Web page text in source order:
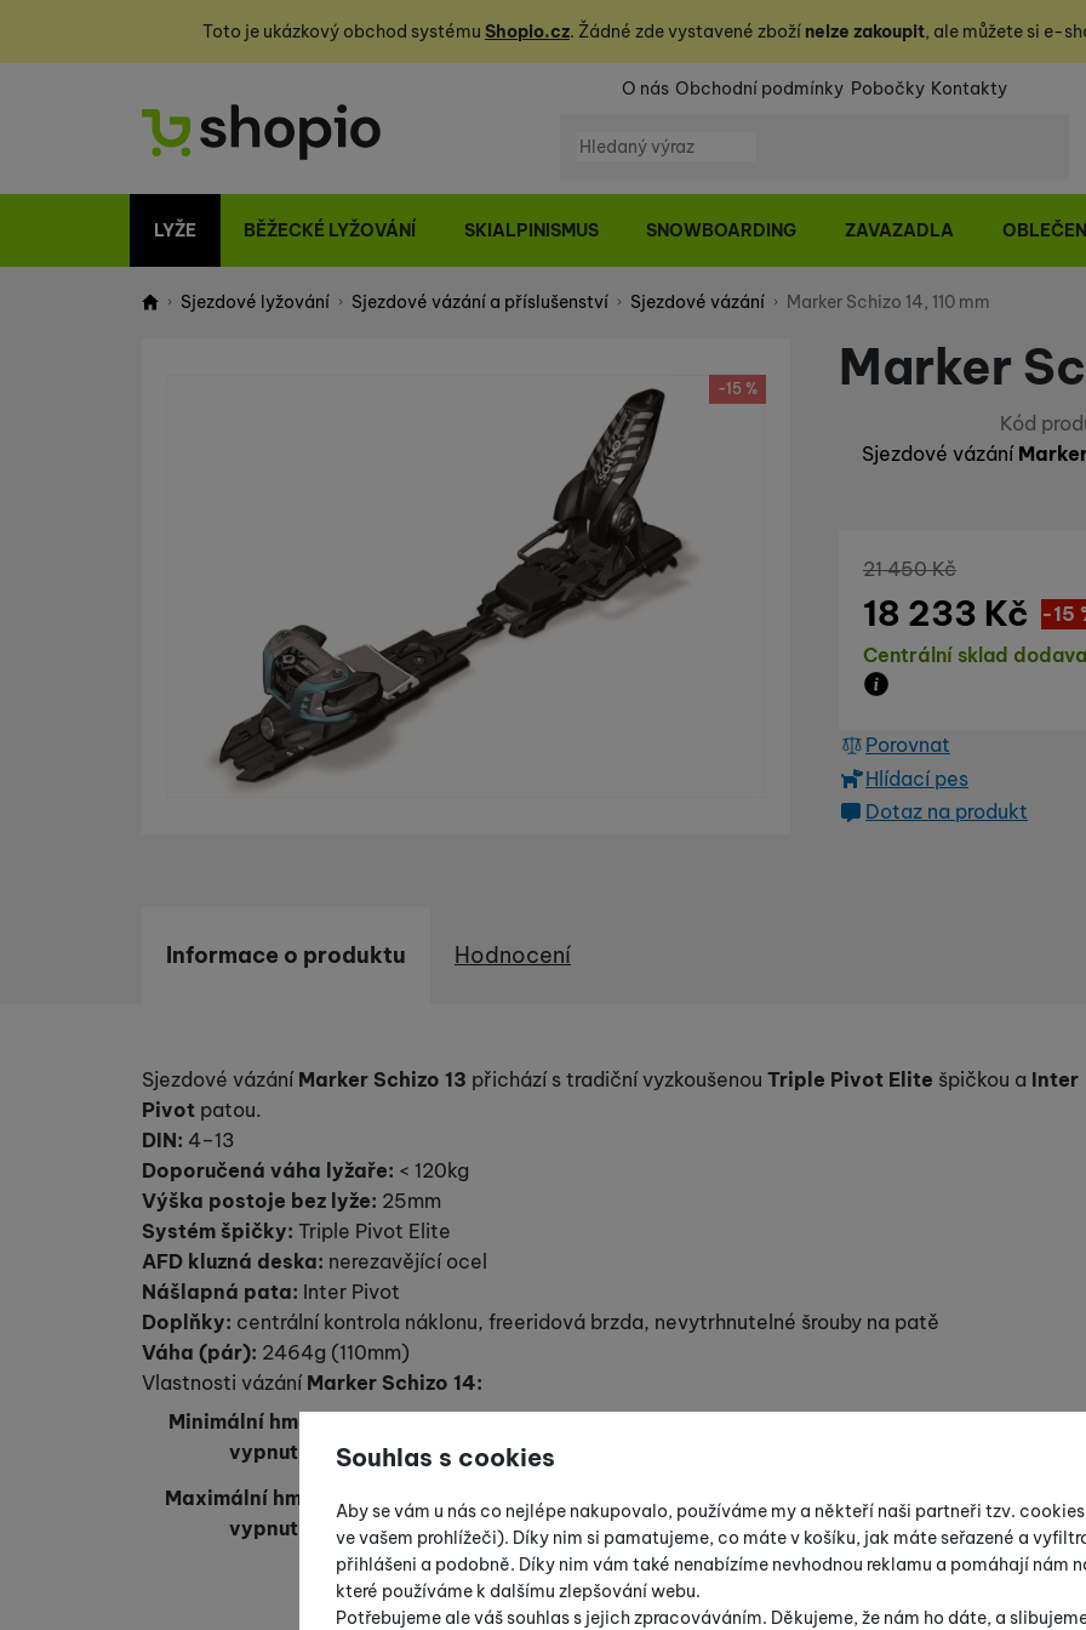
Souhlas s cookies
Aby se vám u nás co nejlépe nakupovalo, používáme my a někteří naši partneři tzv.
ve vašem prohlížeči). Díky nim si pamatujeme, co máte v košíku, jak máte seřazené a
přihlášeni a podobně. Díky nim vám také nenabízíme nevhodnou reklamu a pomáhají nám
které používáme k dalšímu zlepšování webu.
Potřebujeme ale váš souhlas s jejich zpracováváním. Děkujeme, že nám ho dáte, a
Toto je ukázkový obchod systému Shopio.cz. Žádné zde vystavené zboží nelze zakoupit, ale můžete si e-
O nás Obchodní podmínky Pobočky Kontakty
Vyhledávání
LYŽE BĚŽECKÉ LYŽOVÁNÍ SKIALPINISMUS SNOWBOARDING ZAVAZADLA
Sjezdové lyžování Sjezdové vázání a příslušenství Sjezdové vázání Marker Schizo 14, 110 mm
Marker
Kód
Sjezdové vázání
Dostupnost
Centrální sklad
Původní cena
21 450Kč
3
(
-15
18 233 Kč
Porovnat
Hlídací pes
Dotaz na produkt
-15 %
Informace o produktu Hodnocení
Sjezdové vázání Marker Schizo 13 přichází s tradiční vyzkoušenou Triple Pivot Elite špičkou a Inter
Pivot patou.
DIN: 4–13
Doporučená váha lyžaře: < 120kg
Výška postoje bez lyže: 25mm
Systém špičky: Triple Pivot Elite
AFD kluzná deska: nerezavějící ocel
Nášlapná pata: Inter Pivot
Doplňky: centrální kontrola náklonu, freeridová brzda, nevytrhnutelné šrouby na patě
Váha (pár): 2464g (110mm)
Vlastnosti vázání Marker Schizo 14:
Minimální hmotnost
vypnutí
Maximální hmotnost
vypnutí
140 k
g